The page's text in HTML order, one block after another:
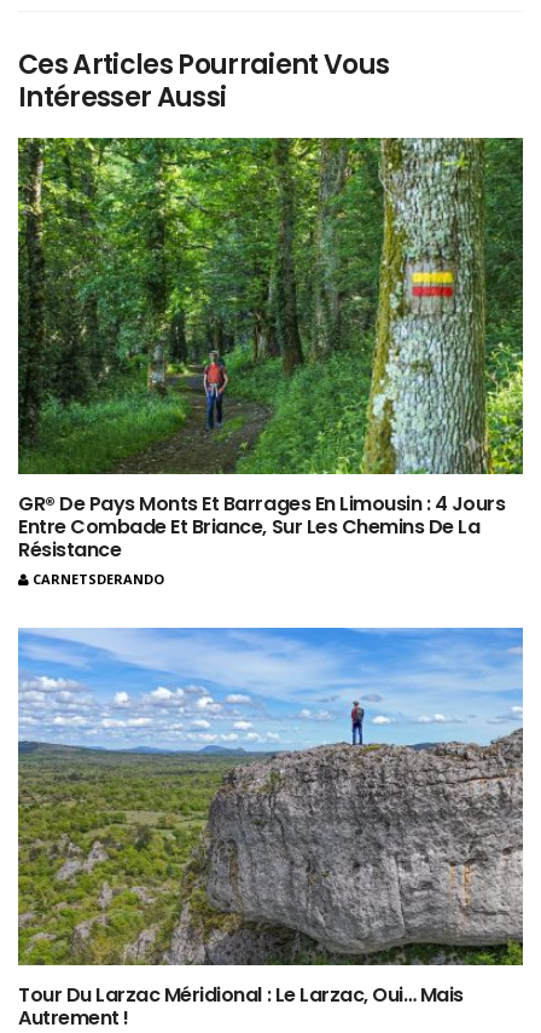
Ces Articles Pourraient Vous
Intéresser Aussi
GR® De Pays Monts Et Barrages En Limousin : 4 Jours
Entre Combade Et Briance, Sur Les Chemins De La
Résistance
CARNETSDERANDO
Tour Du Larzac Méridional : Le Larzac, Oui… Mais
Autrement !